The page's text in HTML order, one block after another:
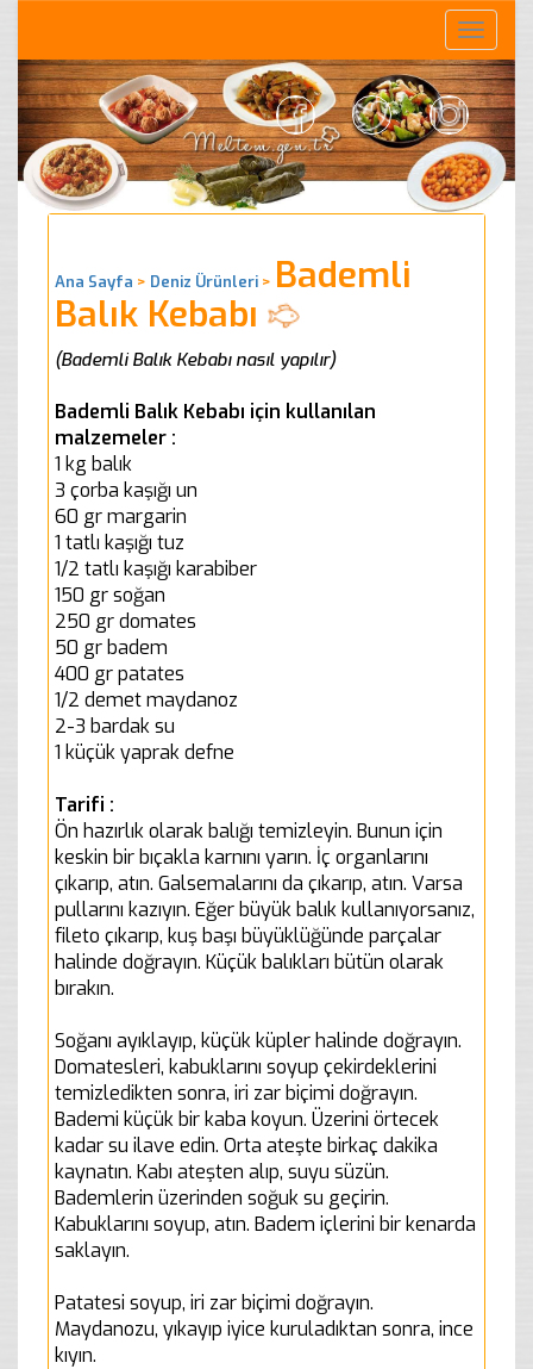
Toggle
Ana Sayfa > Deniz Ürünleri > Bademli
Balık Kebabı
(Bademli Balık Kebabı nasıl yapılır)
Bademli Balık Kebabı için kullanılan
malzemeler :
1 kg balık
3 çorba kaşığı un
60 gr margarin
1 tatlı kaşığı tuz
1/2 tatlı kaşığı karabiber
150 gr soğan
250 gr domates
50 gr badem
400 gr patates
1/2 demet maydanoz
2-3 bardak su
1 küçük yaprak defne
Tarifi :
Ön hazırlık olarak balığı temizleyin. Bunun için
keskin bir bıçakla karnını yarın. İç organlarını
çıkarıp, atın. Galsemalarını da çıkarıp, atın. Varsa
pullarını kazıyın. Eğer büyük balık kullanıyorsanız,
fileto çıkarıp, kuş başı büyüklüğünde parçalar
halinde doğrayın. Küçük balıkları bütün olarak
bırakın.
Soğanı ayıklayıp, küçük küpler halinde doğrayın.
Domatesleri, kabuklarını soyup çekirdeklerini
temizledikten sonra, iri zar biçimi doğrayın.
Bademi küçük bir kaba koyun. Üzerini örtecek
kadar su ilave edin. Orta ateşte birkaç dakika
kaynatın. Kabı ateşten alıp, suyu süzün.
Bademlerin üzerinden soğuk su geçirin.
Kabuklarını soyup, atın. Badem içlerini bir kenarda
saklayın.
Patatesi soyup, iri zar biçimi doğrayın.
Maydanozu, yıkayıp iyice kuruladıktan sonra, ince
kıyın.